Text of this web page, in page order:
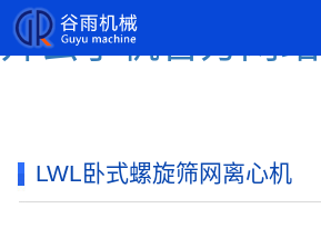
开云手机官方网站
LWL卧式螺旋筛网离心机